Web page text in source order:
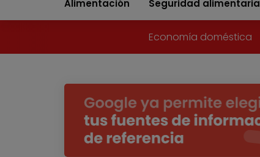
Alimentación Seguridad alimentaria
Economía doméstica